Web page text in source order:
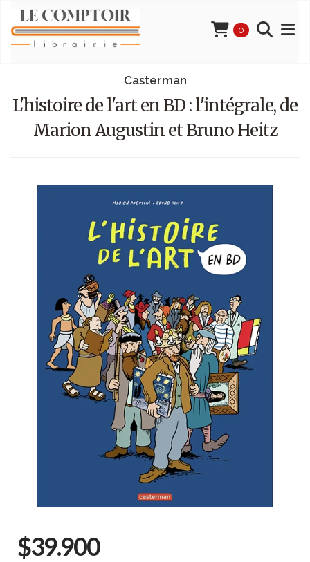
0
Casterman
L'histoire de l'art en BD : l'intégrale, de
Marion Augustin et Bruno Heitz
$39.900